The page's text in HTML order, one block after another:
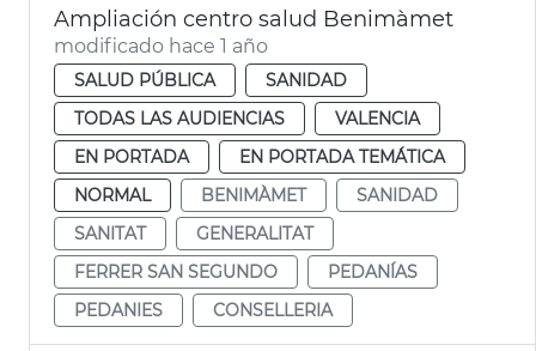
Ampliación centro salud Benimàmet
modificado hace 1 año
SALUD PÚBLICA
SANIDAD
TODAS LAS AUDIENCIAS
VALENCIA
EN PORTADA
EN PORTADA TEMÁTICA
NORMAL
BENIMÀMET
SANIDAD
SANITAT
GENERALITAT
FERRER SAN SEGUNDO
PEDANÍAS
PEDANIES
CONSELLERIA